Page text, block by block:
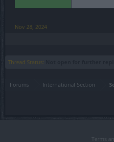
Nov 28, 2024
Thread Status:
Forums International Section
Terms